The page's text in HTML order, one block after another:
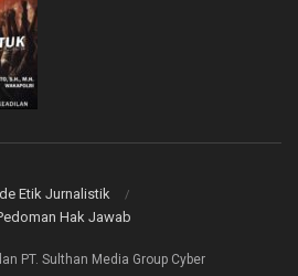
Etik Jurnalistik
Hak Jawab
PT. Sulthan Media Group Cyber